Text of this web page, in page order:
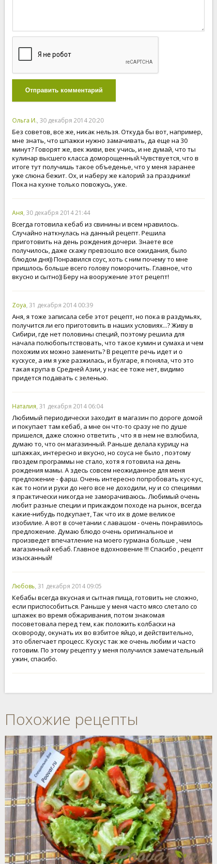
Отправить комментарий
Ольга И., 30 декабря 2014 20:20
Без советов, все же, никак нельзя. Откуда бы вот, например,
мне знать, что шпажки нужно замачивать, да еще на 30
минут? Говорят же, век живи, век учись, и не думай, что ты
кулинар высшего класса доморощенный.Чувствуется, что в
итоге тут получишь такое объеденье, что у меня заранее
уже слюна бежит. Ох, и наберу же калорий за праздники!
Пока на кухне только повожусь, уже.
Аня, 30 декабря 2014 21:44
Всегда готовила кебаб из свинины и всем нравилось.
Случайно наткнулась на данный рецепт. Решила
приготовить на день рождения дочери. Знаете все
получилось, даже скажу превзошло все ожидания, было
блюдом дня)) Понравился соус, хоть с ним почему то мне
пришлось больше всего голову поморочить. Главное, что
вкусно и сытно)) Беру на вооружение этот рецепт!
Zoya, 31 декабря 2014 00:39
Аня, я тоже записала себе этот рецепт, но пока в раздумьях,
получится ли его приготовить в наших условиях...? Живу в
Сибири, где нет половины специй, поэтому решила для
начала полюбопытствовать, что такое кумин и сумаха и чем
похожим их можно заменить? В рецепте речь идет и о
кускусе, а им я уже разжилась, и булгаре, я поняла, что это
такая крупа в Средней Азии, у нас ее тоже нет, видимо
придется подавать с зеленью.
Наталия, 31 декабря 2014 06:04
Любимый периодически заходит в магазин по дороге домой
и покупает там кебаб, а мне он что-то сразу не по душе
пришелся, даже сложно ответить , что я в нем не взлюбила,
думаю то, что он магазинный. Раньше делала курицу на
шпажках, интересно и вкусно, но соуса не было , поэтому
гвоздем программы не стало, хотя я готовила на день
рождения мамы. А здесь совсем неожиданное для меня
предложение - фарш. Очень интересно попробовать кус-кус,
как то ноги и руки до него все не доходили, ну и со специями
я практически никогда не заморачиваюсь. Любимый очень
любит разные специи и прикаждом походе на рынок, всегда
какие-нибудь подкупает, Так что их в доме великое
изобилие. А вот в сочетании с лавашом - очень понравилось
предложение. Думаю блюдо очень оригинальное и
произведет впечатление на моего гурмана больше , чем
магазинный кебаб. Главное вдохновение !!! Спасибо , рецепт
изысканный!
Любовь, 31 декабря 2014 09:05
Кебабы всегда вкусная и сытная пища, готовить не сложно,
если приспособиться. Раньше у меня часто мясо слетало со
шпажек во время обжаривания, потом знакомая
посоветовала перед тем, как положить колбаски на
сковороду, окунать их во взбитое яйцо, и действительно,
это облегчает процесс. Кускус так же очень любим и часто
готовим. По этому рецепту у меня получился замечательный
ужин, спасибо.
Похожие рецепты